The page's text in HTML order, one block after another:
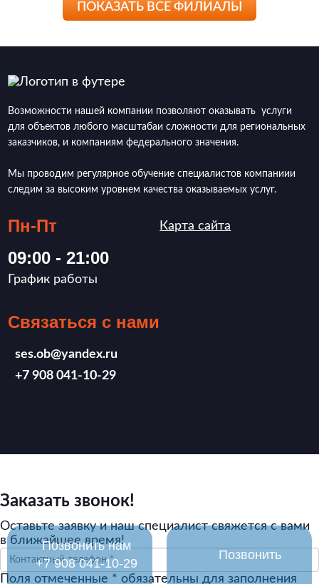
Позвонить нам
‪+7 908 041-10-29
Позвонить
ПОКАЗАТЬ ВСЕ ФИЛИАЛЫ
Возможности нашей компании позволяют оказывать услуги
для объектов любого масштабаи сложности для региональных
заказчиков, и компаниям федерального значения.
Мы проводим регулярное обучение специалистов компаниии
следим за высоким уровнем качества оказываемых услуг.
Пн-Пт
09:00 - 21:00
График работы
Связаться с нами
ses.ob@yandex.ru
‪+7 908 041-10-29
Карта сайта
Заказать звонок!
Оставьте заявку и наш специалист свяжется с вами
в ближайшее время!
Поля отмеченные * обязательны для заполнения